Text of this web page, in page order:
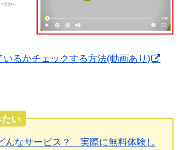
いるかチェックする方法(動画あり)
い
んなサービス？ 実際に無料体験し